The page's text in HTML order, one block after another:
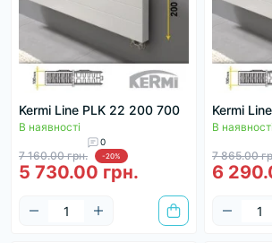
Kermi Line PLK 22 200 700
В наявності
0
7 160.00 грн. -20%
5 730.00 грн.
Kermi
В наявності
7 865.00
6